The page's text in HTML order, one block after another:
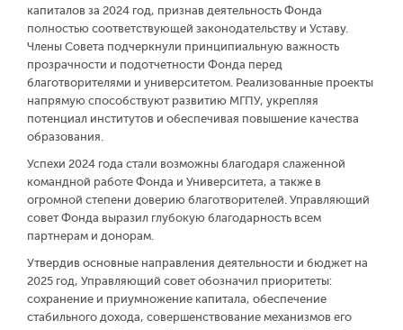
капиталов за 2024 год, признав деятельность Фонда
полностью соответствующей законодательству и Уставу.
Члены Совета подчеркнули принципиальную важность
прозрачности и подотчетности Фонда перед
благотворителями и университетом. Реализованные проекты
напрямую способствуют развитию МГПУ, укрепляя
потенциал институтов и обеспечивая повышение качества
образования.
Успехи 2024 года стали возможны благодаря слаженной
командной работе Фонда и Университета, а также в
огромной степени доверию благотворителей. Управляющий
совет Фонда выразил глубокую благодарность всем
партнерам и донорам.
Утвердив основные направления деятельности и бюджет на
2025 год, Управляющий совет обозначил приоритеты:
сохранение и приумножение капитала, обеспечение
стабильного дохода, совершенствование механизмов его